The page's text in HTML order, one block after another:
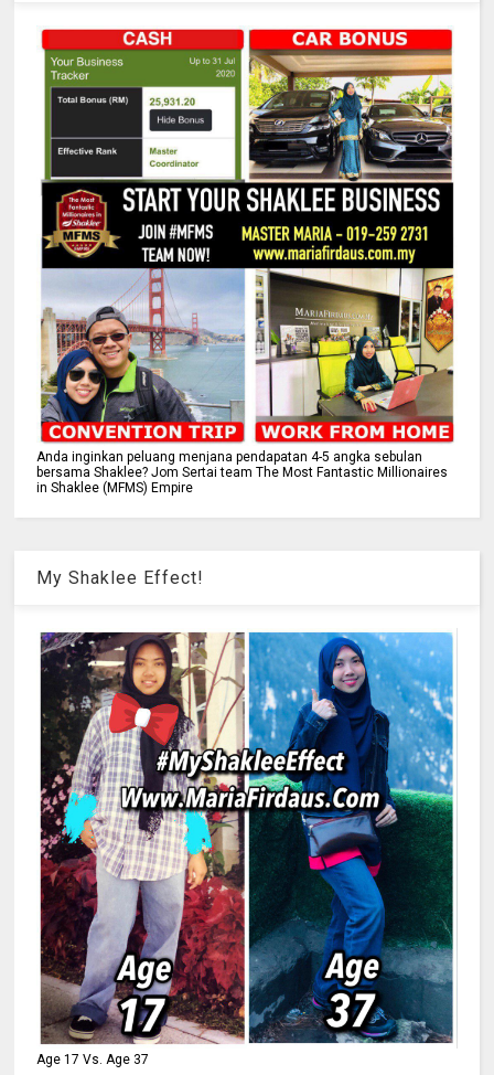
Anda inginkan peluang menjana pendapatan 4-5 angka sebulan
bersama Shaklee? Jom Sertai team The Most Fantastic Millionaires
in Shaklee (MFMS) Empire
My Shaklee Effect!
Age 17 Vs. Age 37